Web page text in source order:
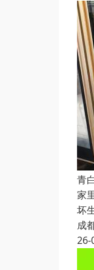
青
家
坏
成
26-